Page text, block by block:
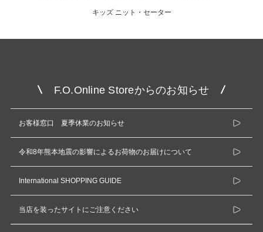
キッズ ニット・セーター
F.O.Online Storeからのお知らせ
お客様窓口 夏季休業のお知らせ
令和8年熊本地震の影響によるお荷物のお届けについて
International SHOPPING GUIDE
当店を装ったサイトにご注意ください